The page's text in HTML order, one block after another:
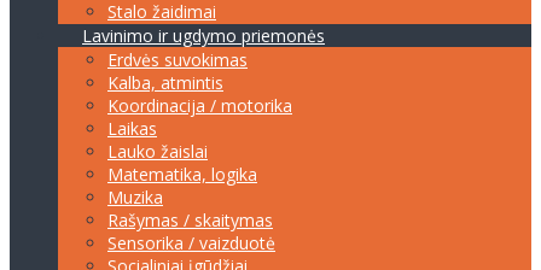
Stalo žaidimai
Lavinimo ir ugdymo priemonės
Erdvės suvokimas
Kalba, atmintis
Koordinacija / motorika
Laikas
Lauko žaislai
Matematika, logika
Muzika
Rašymas / skaitymas
Sensorika / vaizduotė
Socialiniai įgūdžiai